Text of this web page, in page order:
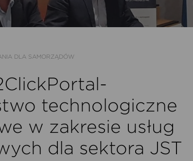
DLA SAMORZĄDÓW
technologiczne
w zakresie usług
dla sektora JST